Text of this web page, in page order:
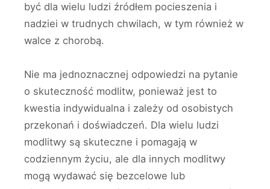
być dla wielu ludzi źródłem pocieszenia i
nadziei w trudnych chwilach, w tym również w
walce z chorobą.
Nie ma jednoznacznej odpowiedzi na pytanie
o skuteczność modlitw, ponieważ jest to
kwestia indywidualna i zależy od osobistych
przekonań i doświadczeń. Dla wielu ludzi
modlitwy są skuteczne i pomagają w
codziennym życiu, ale dla innych modlitwy
mogą wydawać się bezcelowe lub